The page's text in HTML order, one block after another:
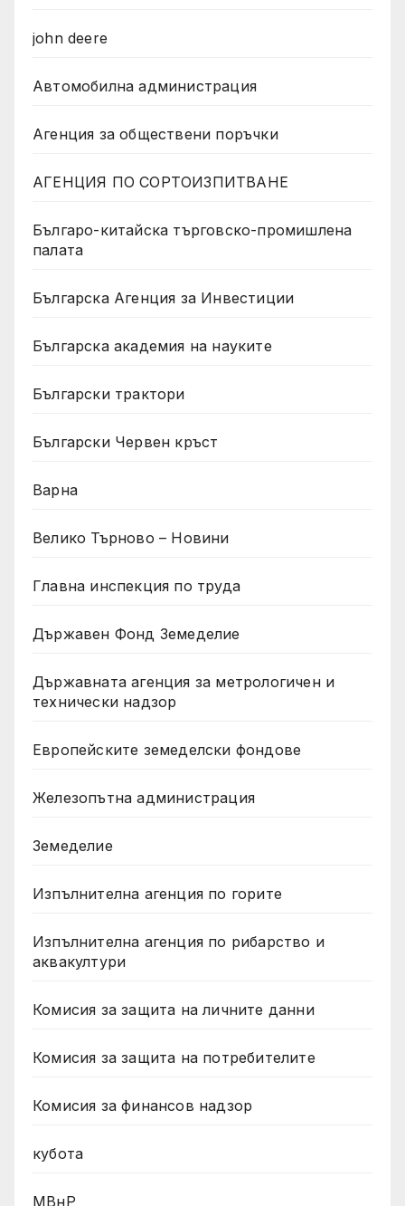
john deere
Автомобилна администрация
Агенция за обществени поръчки
АГЕНЦИЯ ПО СОРТОИЗПИТВАНЕ
Българо-китайска търговско-промишлена
палата
Българска Агенция за Инвестиции
Българска академия на науките
Български трактори
Български Червен кръст
Варна
Велико Търново – Новини
Главна инспекция по труда
Държавен Фонд Земеделие
Държавната агенция за метрологичен и
технически надзор
Европейските земеделски фондове
Железопътна администрация
Земеделие
Изпълнителна агенция по горите
Изпълнителна агенция по рибарство и
аквакултури
Комисия за защита на личните данни
Комисия за защита на потребителите
Комисия за финансов надзор
кубота
МВнР